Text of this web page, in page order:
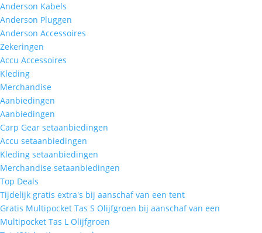
Anderson Kabels
Anderson Pluggen
Anderson Accessoires
Zekeringen
Accu Accessoires
Kleding
Merchandise
Aanbiedingen
Aanbiedingen
Carp Gear setaanbiedingen
Accu setaanbiedingen
Kleding setaanbiedingen
Merchandise setaanbiedingen
Top Deals
Tijdelijk gratis extra's bij aanschaf van een tent
Gratis Multipocket Tas S Olijfgroen bij aanschaf van een
Multipocket Tas L Olijfgroen